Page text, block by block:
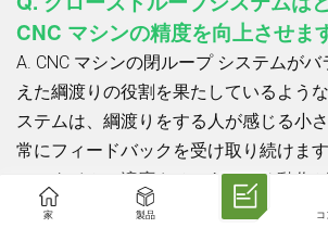
CNC マシンの精度を向上させま
A. CNC マシンの閉ループ システムが
えた綱渡りの役割を果たしているよう
ステムは、綱渡りをする人が感じる小
常にフィードバックを受け取り続けま
アルタイムで適応させ、あらゆる動作
ようにします。
家 製品 コ